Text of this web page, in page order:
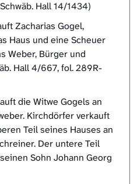
Hall 14/1434)
Zacharias Gogel,
Haus und eine Scheuer
Weber, Bürger und
Hall 4/667, fol. 289R-
die Witwe Gogels an
Kirchdörfer verkauft
Teil seines Hauses an
Der untere Teil
Sohn Johann Georg